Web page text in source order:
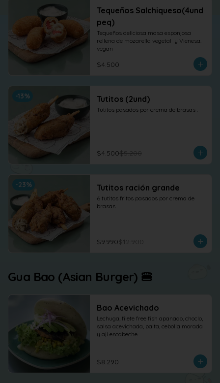
Tequeños Salchiqueso(4und
peq)
Tequeños deliciosa masa esponjosa
rellena de mozarella vegetal  y Vienesa.
vegan
$4.500
-13% Tutitos (2und)
Tutitos pasados por crema de brasas .
$4.500$5.200
-23% Tutitos ración grande
6 tutitos fritos pasados por crema de
brasas
$9.990$12.900
Gua Bao (Asian Burger) 🍔
Bao Acevichado
Lechuga, filete free fish apanado, choclo,
salsa acevichada, palta, cebolla morada
y ají escabeche
$8.290